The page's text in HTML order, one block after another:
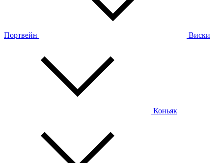
Портвейн Виски
Коньяк